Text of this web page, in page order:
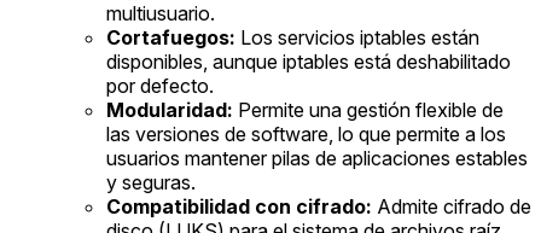
multiusuario.
Cortafuegos: Los servicios iptables están
disponibles, aunque iptables está deshabilitado
por defecto.
Modularidad: Permite una gestión flexible de
las versiones de software, lo que permite a los
usuarios mantener pilas de aplicaciones estables
y seguras.
Compatibilidad con cifrado: Admite cifrado de